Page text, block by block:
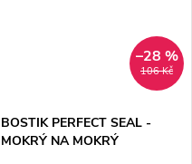
106 Kč
–28 %
BOSTIK PERFECT SEAL -
MOKRÝ NA MOKRÝ